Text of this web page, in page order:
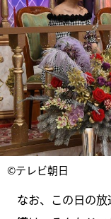
©テレビ朝日
なお、この日の